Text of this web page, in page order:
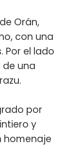
Orán,
con una
Por el lado
de una
por
y
homenaje